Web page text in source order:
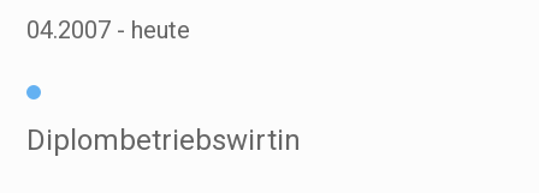
04.2007 heute
Diplombetriebswirtin